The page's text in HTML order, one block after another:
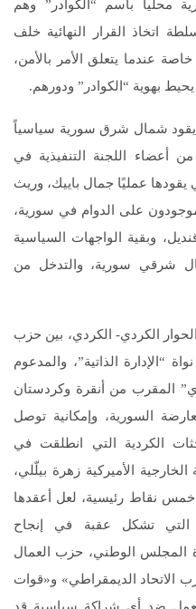
محلياً باسم “الكوادر” وهم
اتخاذ القرار النهائية خلف
خاصة عندما يتعلق الأمر بالأمن،
بهوية “الكوادر” ودورهم.
يقود شمال شرق سورية سياسياً
أعضاء اللجنة التنفيذية في
يقودها عمليًا جمال باييك، وريث
موجودون على الدوام في سورية،
وبقية الواجهات السياسية
شرقي سورية، والتدخل من
الكردي- الكردي، بين حزب
“الإدارة الذاتية”، والمدعوم
المقرب من أنقرة وكردستان
السورية، وإمكانية توصل
الكردية التي انطلقت في
الأميركية زهرة بيلّلي،
خمس نقاط رئيسية، لعل أعقدها
التي تشكل عقبة في إنجاح
المجلس الوطني، حزب العمال
الاتحاد الديمقراطي» و«قوات
يعمل ضد أي شراكة سياسية قد